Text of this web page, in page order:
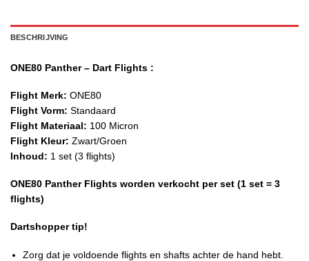
BESCHRIJVING
ONE80 Panther – Dart Flights :
Flight Merk: ONE80
Flight Vorm: Standaard
Flight Materiaal: 100 Micron
Flight Kleur: Zwart/Groen
Inhoud: 1 set (3 flights)
ONE80 Panther Flights worden verkocht per set (1 set = 3
flights)
Dartshopper tip!
Zorg dat je voldoende flights en shafts achter de hand hebt.